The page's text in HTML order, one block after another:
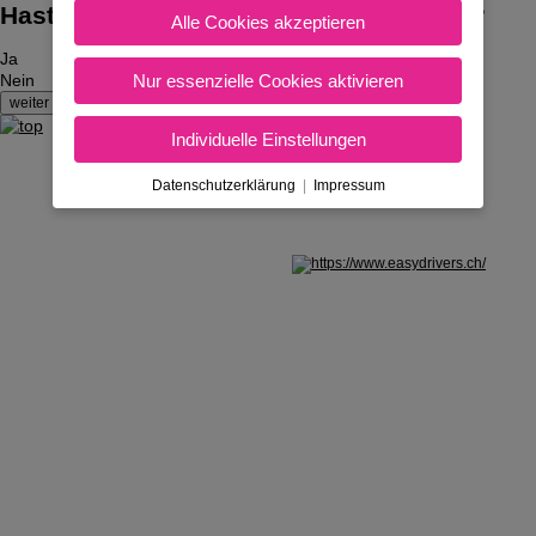
Hast du bereits den Auto-Führerschein?
Ja
Nein
Alle Cookies akzeptieren
Nur essenzielle Cookies aktivieren
Individuelle Einstellungen
Datenschutzerklärung | Impressum